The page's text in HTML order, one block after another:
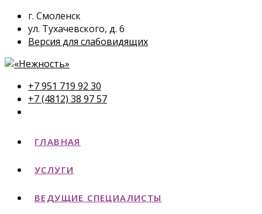
г. Смоленск
ул. Тухачевского, д. 6
Версия для слабовидящих
+7 951 719 92 30
+7 (4812) 38 97 57
ГЛАВНАЯ
УСЛУГИ
ВЕДУЩИЕ СПЕЦИАЛИСТЫ